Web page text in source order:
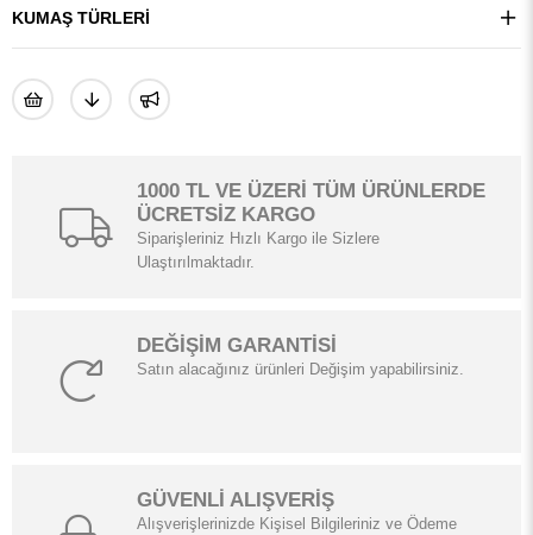
KUMAŞ TÜRLERI
1000 TL VE ÜZERİ TÜM ÜRÜNLERDE
ÜCRETSİZ KARGO
Siparişleriniz Hızlı Kargo ile Sizlere
Ulaştırılmaktadır.
DEĞİŞİM GARANTİSİ
Satın alacağınız ürünleri Değişim yapabilirsiniz.
GÜVENLİ ALIŞVERİŞ
Alışverişlerinizde Kişisel Bilgileriniz ve Ödeme